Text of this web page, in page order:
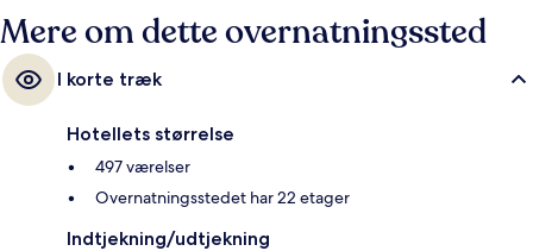
Mere om dette overnatningssted
I korte træk
Hotellets størrelse
497 værelser
Overnatningsstedet har 22 etager
Indtjekning/udtjekning